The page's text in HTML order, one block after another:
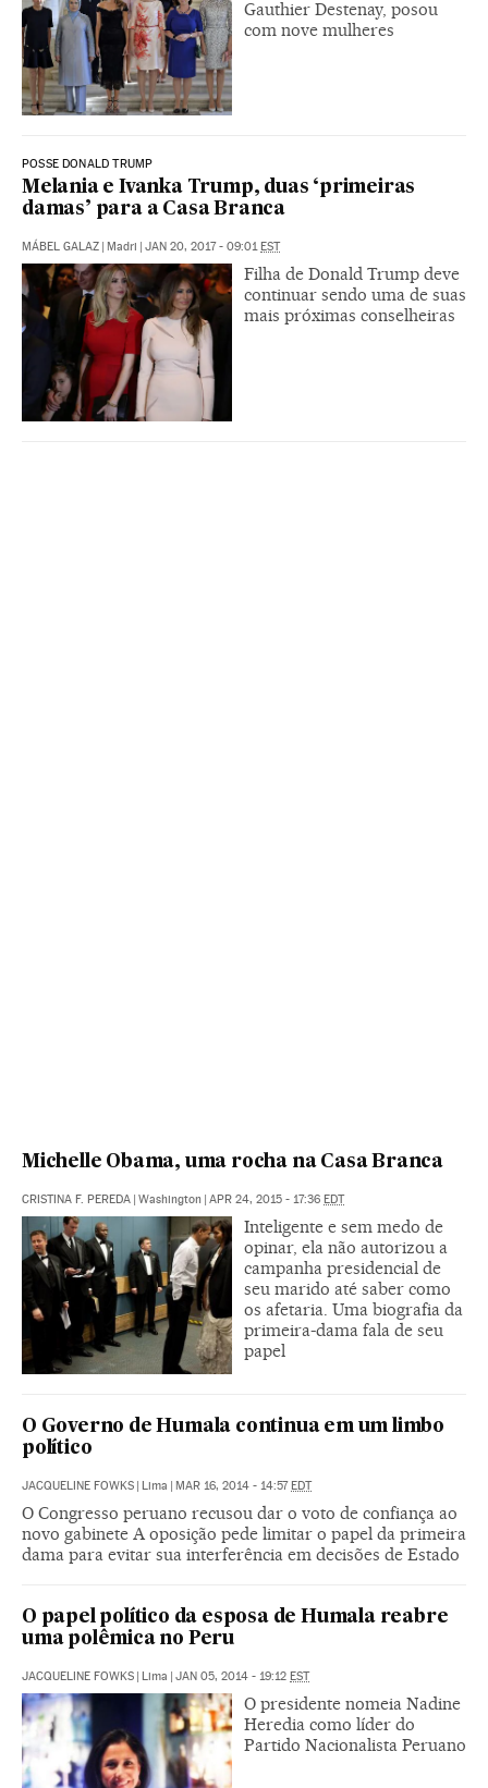
Gauthier Destenay, posou
com nove mulheres
POSSE DONALD TRUMP
Melania e Ivanka Trump, duas ‘primeiras
damas’ para a Casa Branca
MÁBEL GALAZ | Madri | JAN 20, 2017 - 09:01EST
Filha de Donald Trump deve
continuar sendo uma de suas
mais próximas conselheiras
Michelle Obama, uma rocha na Casa Branca
CRISTINA F. PEREDA | Washington | APR 24, 2015 - 17:36 EDT
Inteligente e sem medo de
opinar, ela não autorizou a
campanha presidencial de
seu marido até saber como
os afetaria. Uma biografia da
primeira-dama fala de seu
papel
O Governo de Humala continua em um limbo
político
JACQUELINE FOWKS | Lima | MAR 16, 2014 - 14:57EDT
O Congresso peruano recusou dar o voto de confiança ao
novo gabinete A oposição pede limitar o papel da primeira
dama para evitar sua interferência em decisões de Estado
O papel político da esposa de Humala reabre
uma polêmica no Peru
JACQUELINE FOWKS | Lima | JAN 05, 2014 - 19:12 EST
O presidente nomeia Nadine
Heredia como líder do
Partido Nacionalista Peruano